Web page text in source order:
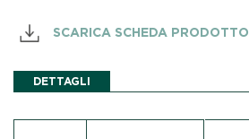
SCARICA SCHEDA PRODOTTO
DETTAGLI